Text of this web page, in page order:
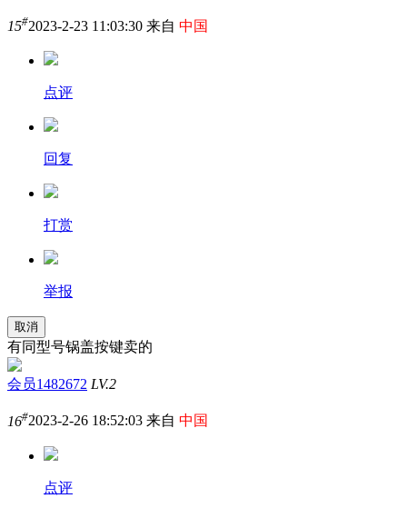
15#2023-2-23 11:03:30 来自 中国
点评
回复
打赏
举报
取消
有同型号锅盖按键卖的
会员1482672 LV.2
16#2023-2-26 18:52:03 来自 中国
点评